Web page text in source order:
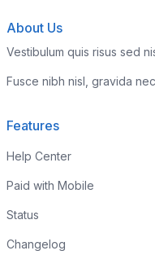
About Us
Vestibulum quis risus sed
Fusce nibh nisl, gravida
Features
Help Center
Paid with Mobile
Status
Changelog